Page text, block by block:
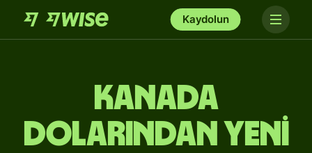
Kaydolun
Kanada
dolarından Yeni